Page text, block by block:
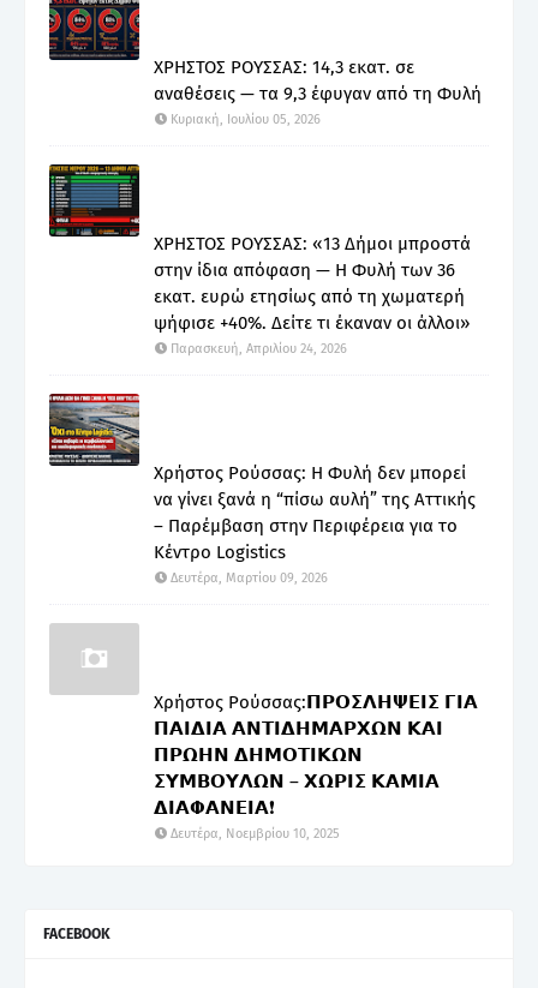
ΧΡΗΣΤΟΣ ΡΟΥΣΣΑΣ: 14,3 εκατ. σε
αναθέσεις — τα 9,3 έφυγαν από τη Φυλή
Κυριακή, Ιουλίου 05, 2026
ΧΡΗΣΤΟΣ ΡΟΥΣΣΑΣ: «13 Δήμοι μπροστά
στην ίδια απόφαση — Η Φυλή των 36
εκατ. ευρώ ετησίως από τη χωματερή
ψήφισε +40%. Δείτε τι έκαναν οι άλλοι»
Παρασκευή, Απριλίου 24, 2026
Χρήστος Ρούσσας: Η Φυλή δεν μπορεί
να γίνει ξανά η “πίσω αυλή” της Αττικής
– Παρέμβαση στην Περιφέρεια για το
Κέντρο Logistics
Δευτέρα, Μαρτίου 09, 2026
Χρήστος Ρούσσας:𝝥𝝦𝝤𝝨𝝠𝝜𝝭𝝚𝝞𝝨 𝝘𝝞𝝖
𝝥𝝖𝝞𝝙𝝞𝝖 𝝖𝝢𝝩𝝞𝝙𝝜𝝡𝝖𝝦𝝬𝝮𝝢 𝝟𝝖𝝞
𝝥𝝦𝝮𝝜𝝢 𝝙𝝜𝝡𝝤𝝩𝝞𝝟𝝮𝝢
𝝨𝝪𝝡𝝗𝝤𝝪𝝠𝝮𝝢 – 𝝬𝝮𝝦𝝞𝝨 𝝟𝝖𝝡𝝞𝝖
𝝙𝝞𝝖𝝫𝝖𝝢𝝚𝝞𝝖❗
Δευτέρα, Νοεμβρίου 10, 2025
FACEBOOK